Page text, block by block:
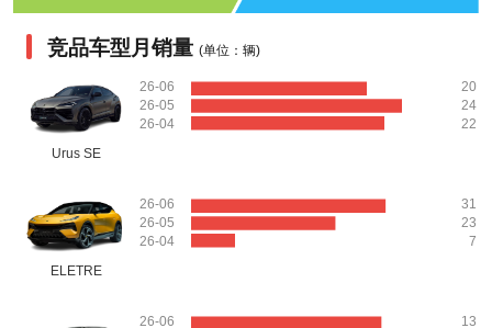
竞品车型月销量 (单位：辆)
Urus SE
26-06
26-05
26-04
20
24
22
ELETRE
26-06
26-05
26-04
31
23
7
26-06 13